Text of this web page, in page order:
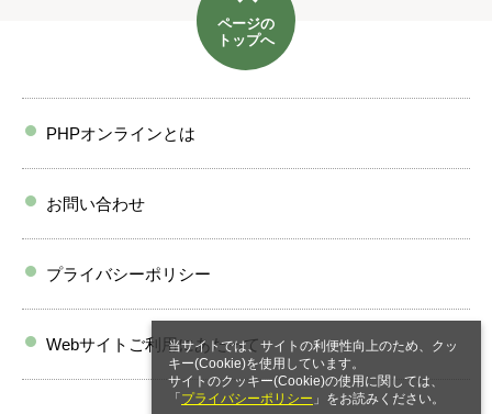
当サイトでは、サイトの利便性向上のため、クッ
キー(Cookie)を使用しています。
サイトのクッキー(Cookie)の使用に関しては、
「 プライバシーポリシー 」をお読みください。
ページの
トップへ
PHPオンラインとは
お問い合わせ
プライバシーポリシー
Webサイトご利用にあたって